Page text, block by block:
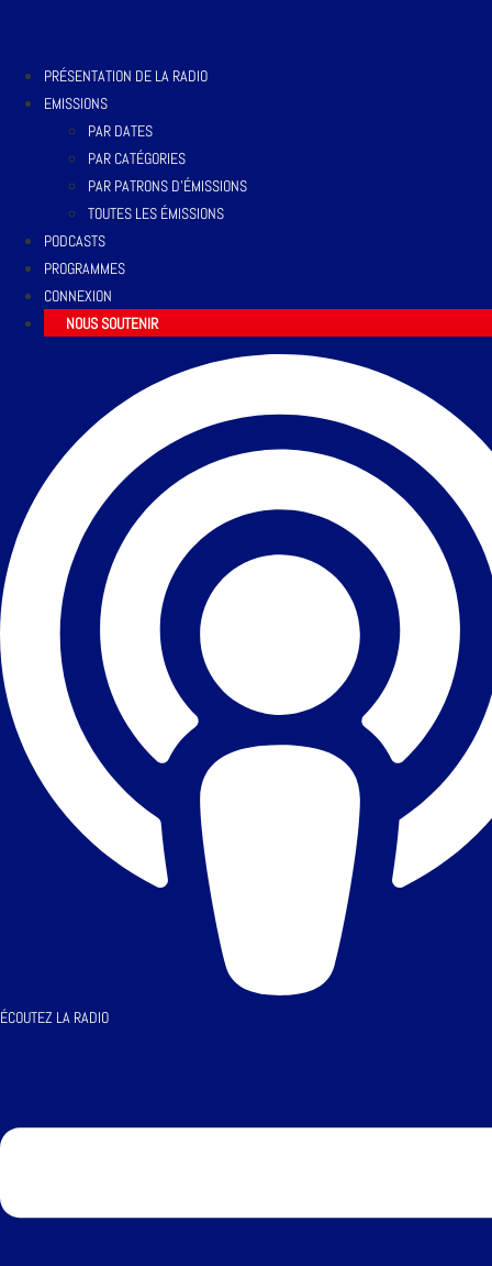
PRÉSENTATION DE LA RADIO
EMISSIONS
PAR DATES
PAR CATÉGORIES
PAR PATRONS D’ÉMISSIONS
TOUTES LES ÉMISSIONS
PODCASTS
PROGRAMMES
CONNEXION
NOUS SOUTENIR
ÉCOUTEZ LA RADIO